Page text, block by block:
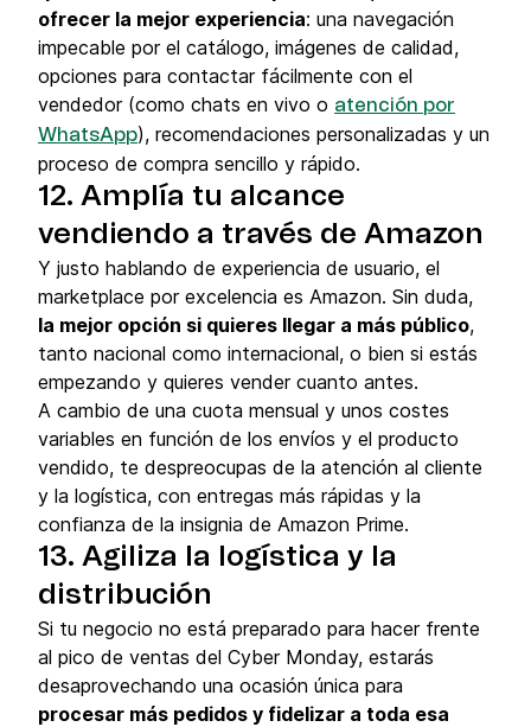
ofrecer la mejor experiencia: una navegación
impecable por el catálogo, imágenes de calidad,
opciones para contactar fácilmente con el
vendedor (como chats en vivo o atención por
WhatsApp), recomendaciones personalizadas y un
proceso de compra sencillo y rápido.
12. Amplía tu alcance
vendiendo a través de Amazon
Y justo hablando de experiencia de usuario, el
marketplace por excelencia es Amazon. Sin duda,
la mejor opción si quieres llegar a más público,
tanto nacional como internacional, o bien si estás
empezando y quieres vender cuanto antes.
A cambio de una cuota mensual y unos costes
variables en función de los envíos y el producto
vendido, te despreocupas de la atención al cliente
y la logística, con entregas más rápidas y la
confianza de la insignia de Amazon Prime.
13. Agiliza la logística y la
distribución
Si tu negocio no está preparado para hacer frente
al pico de ventas del Cyber Monday, estarás
desaprovechando una ocasión única para
procesar más pedidos y fidelizar a toda esa